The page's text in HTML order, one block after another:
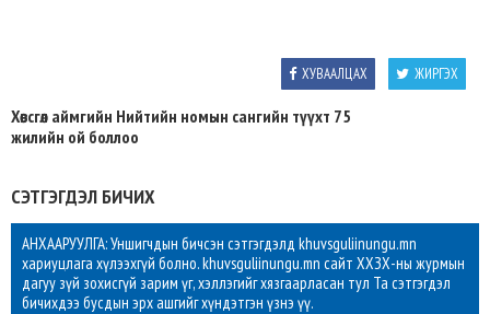
ЖИРГЭХ
ХУВААЛЦАХ
Хөвсгөл аймгийн Нийтийн номын сангийн түүхт 75
жилийн ой боллоо
СЭТГЭГДЭЛ БИЧИХ
АНХААРУУЛГА: Уншигчдын бичсэн сэтгэгдэлд khuvsguliinungu.mn
хариуцлага хүлээхгүй болно. khuvsguliinungu.mn сайт ХХЗХ-ны журмын
дагуу зүй зохисгүй зарим үг, хэллэгийг хязгаарласан тул Та сэтгэгдэл
бичихдээ бусдын эрх ашгийг хүндэтгэн үзнэ үү.